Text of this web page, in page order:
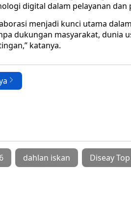
digital dalam pelayanan
menjadi kunci utama
dukungan masyarakat, dunia
katanya.
dahlan iskan Diseay